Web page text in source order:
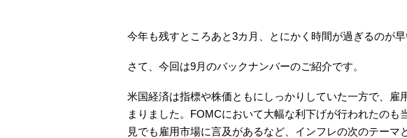
今年も残すところあと3カ月、とにかく時間が過ぎるのが早
さて、今回は9月のバックナンバーのご紹介です。
米国経済は指標や株価ともにしっかりしていた一方で、雇
まりました。FOMCにおいて大幅な利下げが行われたのも
見でも雇用市場に言及があるなど、インフレの次のテーマ